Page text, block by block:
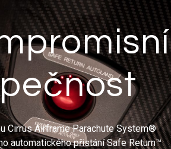
Cirrus Airframe Parachute System®
automatického přistání Safe Return™